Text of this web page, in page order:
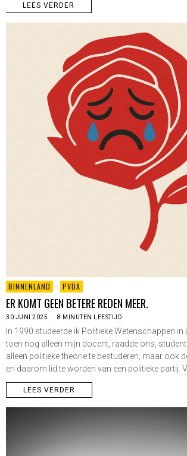
LEES VERDER
BINNENLAND · PVDA
ER KOMT GEEN BETERE REDEN MEER.
30 JUNI 2025 8 MINUTEN LEESTIJD
In 1990 studeerde ik Politieke Wetenschappen in
toen nog alleen mijn docent, raadde ons,
alleen politieke theorie te bestuderen, maar ook
en daarom lid te worden van een politieke partij.
LEES VERDER